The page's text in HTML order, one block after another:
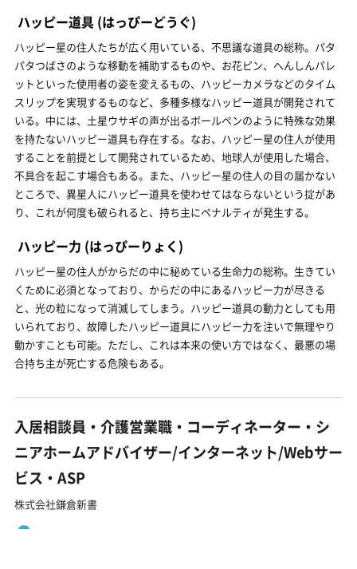
ハッピー道具 (はっぴーどうぐ)
ハッピー星の住人たちが広く用いている、不思議な道具の総称。パタ
パタつばさのような移動を補助するものや、お花ピン、へんしんパレ
ットといった使用者の姿を変えるもの、ハッピーカメラなどのタイム
スリップを実現するものなど、多種多様なハッピー道具が開発されて
いる。中には、土星ウサギの声が出るボールペンのように特殊な効果
を持たないハッピー道具も存在する。なお、ハッピー星の住人が使用
することを前提として開発されているため、地球人が使用した場合、
不具合を起こす場合もある。また、ハッピー星の住人の目の届かない
ところで、異星人にハッピー道具を使わせてはならないという掟があ
り、これが何度も破られると、持ち主にペナルティが発生する。
ハッピー力 (はっぴーりょく)
ハッピー星の住人がからだの中に秘めている生命力の総称。生きてい
くために必須となっており、からだの中にあるハッピー力が尽きる
と、光の粒になって消滅してしまう。ハッピー道具の動力としても用
いられており、故障したハッピー道具にハッピー力を注いで無理やり
動かすことも可能。ただし、これは本来の使い方ではなく、最悪の場
合持ち主が死亡する危険もある。
入居相談員・介護営業職・コーディネーター・シ
ニアホームアドバイザー/インターネット/Webサー
ビス・ASP
株式会社鎌倉新書